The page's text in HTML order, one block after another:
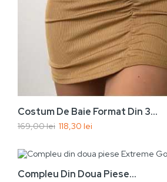
Costum De Baie Format Din 3...
169,00 lei 118,30 lei
-30%
Compleu Din Doua Piese...